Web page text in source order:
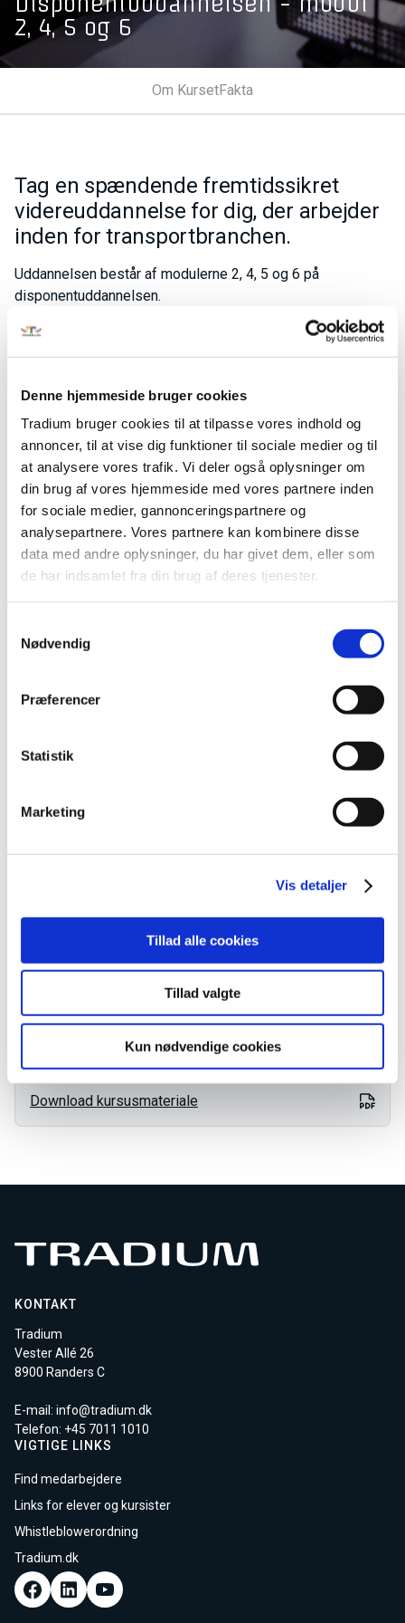
Denne hjemmeside bruger cookies
Tradium bruger cookies til at tilpasse vores indhold og
annoncer, til at vise dig funktioner til sociale medier og til
at analysere vores trafik. Vi deler også oplysninger om
din brug af vores hjemmeside med vores partnere inden
for sociale medier, gannonceringspartnere og
analysepartnere. Vores partnere kan kombinere disse
data med andre oplysninger, du har givet dem, eller som
de har indsamlet fra din brug af deres tjenester.
Nødvendig
Præferencer
Statistik
Marketing
Vis detaljer
Tillad alle cookies
Tillad valgte
Kun nødvendige cookies
2, 4, 5 og 6
Om KursetFakta
Ingen aktive hold
AMU kundeservice
AMU-service@tradium.dk
Download kursusmateriale
Tag en spændende fremtidssikret
videreuddannelse for dig, der arbejder
inden for transportbranchen.
Uddannelsen består af modulerne 2, 4, 5 og 6 på
disponentuddannelsen.
Modul 2: Kommunikativ styring i forbindelse med
kvalitet og kundeservice i transport og
Modul 4: Situationsbestemt håndtering af
forandringsprocesser i hverdagen.
Modul 5-6 (gods): Planlægning, organisering og
håndtering af trafiksikkerhed og regler i
transportvirksomheden.
Andre moduler kan oprettes ved forespørgsel.
Kontakt for yderligere oplysninger om
uddannelsen:
Fakta
KONTAKT
Tradium
Vester Allé 26
8900 Randers C
E-mail: info@tradium.dk
Telefon: +45 7011 1010
VIGTIGE LINKS
Find medarbejdere
Links for elever og kursister
Whistleblowerordning
Tradium.dk